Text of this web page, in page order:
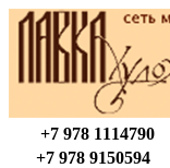
+7 978 1114790
+7 978 9150594